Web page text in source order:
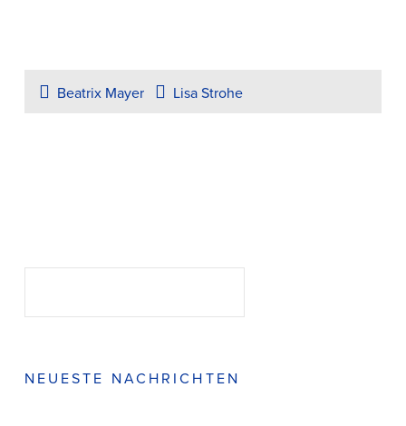
Beatrix Mayer Lisa Strohe
NEUESTE NACHRICHTEN